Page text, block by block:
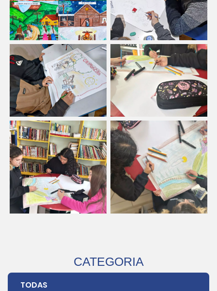
CATEGORIA
TODAS